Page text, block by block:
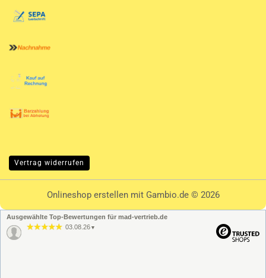
Vertrag widerrufen
Onlineshop erstellenmit Gambio.de © 2026
Ausgewählte Top-Bewertungen für mad-vertrieb.de
03.08.26 ▼